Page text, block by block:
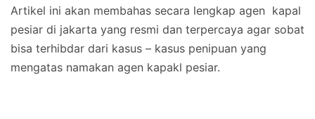
Artikel ini akan membahas secara lengkap agen kapal
pesiar di jakarta yang resmi dan terpercaya agar sobat
bisa terhibdar dari kasus – kasus penipuan yang
mengatas namakan agen kapakl pesiar.